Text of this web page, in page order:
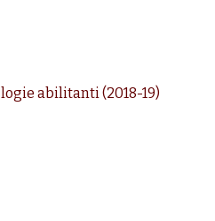
abilitanti (2018-19)